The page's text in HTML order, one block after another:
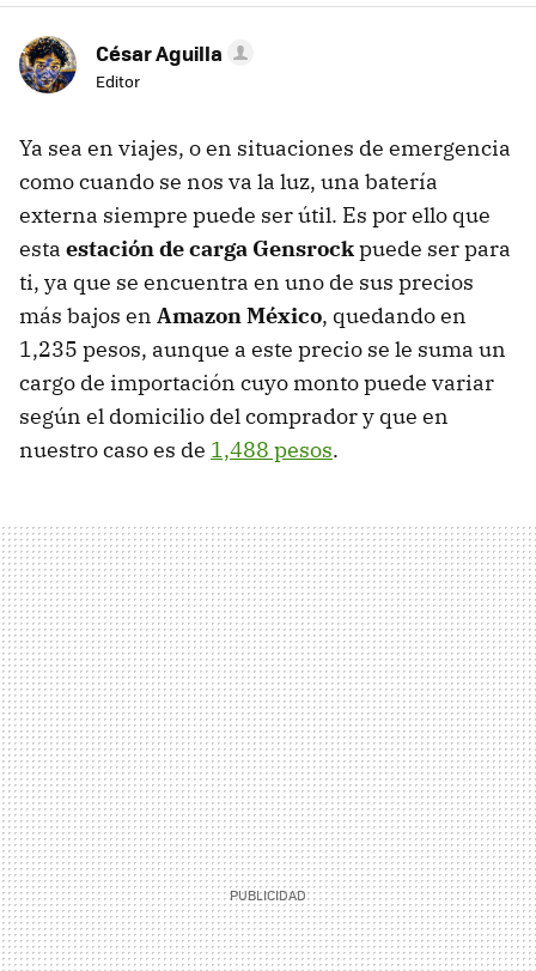
César Aguilla
Editor
Ya sea en viajes, o en situaciones de emergencia
como cuando se nos va la luz, una batería
externa siempre puede ser útil. Es por ello que
esta estación de carga Gensrockpuede ser para
ti, ya que se encuentra en uno de sus precios
más bajos en Amazon México, quedando en
1,235 pesos, aunque a este precio se le suma un
cargo de importación cuyo monto puede variar
según el domicilio del comprador y que en
nuestro caso es de 1,488 pesos.